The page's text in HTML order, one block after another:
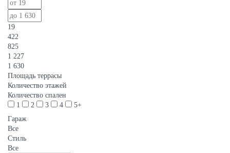
19
422
825
1 227
1 630
Площадь террасы
Количество этажей
Количество спален
1
2 3 4
5+
Гараж
Все
Стиль
Все